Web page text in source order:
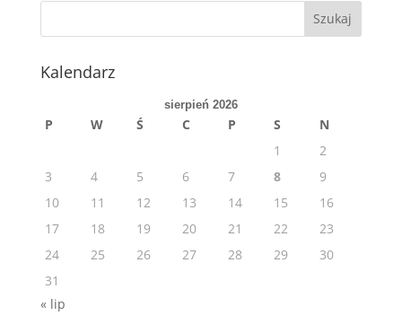
Kalendarz
sierpień 2026
P W Ś C P S
N
1
2
3
4 5 6 7 8
9
10
11 12 13 14 15
16
17
18 19 20 21 22
23
24
25 26 27 28 29
30
31
« lip